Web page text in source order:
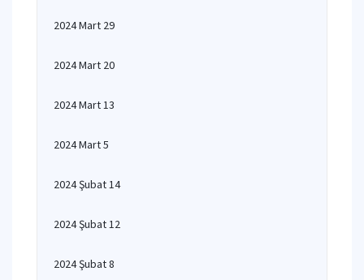
2024 Mart 29
2024 Mart 20
2024 Mart 13
2024 Mart 5
2024 Şubat 14
2024 Şubat 12
2024 Şubat 8